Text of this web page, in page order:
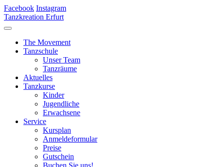
Facebook Instagram
Tanzkreation Erfurt
The Movement
Tanzschule
Unser Team
Tanzräume
Aktuelles
Tanzkurse
Kinder
Jugendliche
Erwachsene
Service
Kursplan
Anmeldeformular
Preise
Gutschein
Buchen Sie uns!